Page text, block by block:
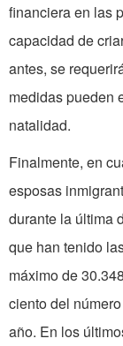
financiera en las
capacidad de
antes, se
medidas pueden
natalidad.
Finalmente, en
esposas
durante la última
que han tenido
máximo de
cientodel
año. En los